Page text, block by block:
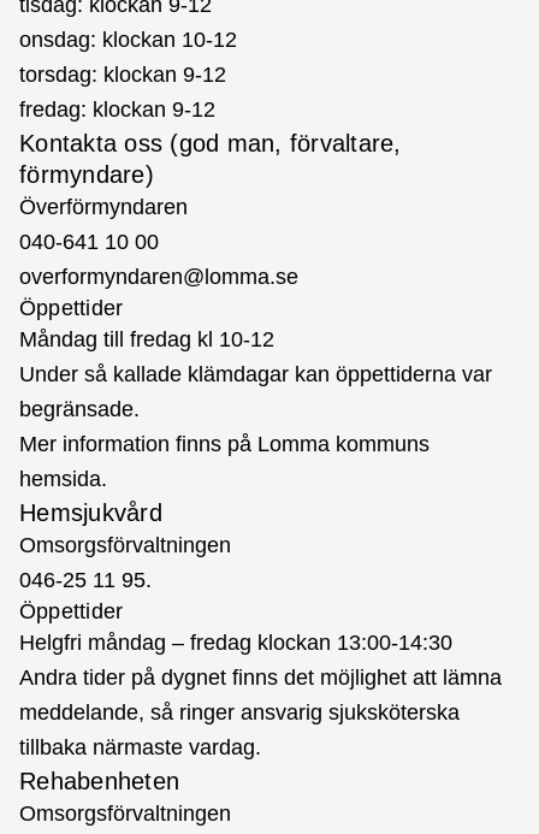
onsdag: klockan 10-12
torsdag: klockan 9-12
fredag: klockan 9-12
Kontakta oss (god man, förvaltare,
förmyndare)
Överförmyndaren
040-641 10 00
overformyndaren@lomma.se
Öppettider
Måndag till fredag kl 10-12
Under så kallade klämdagar kan öppettiderna var
begränsade.
Mer information finns på Lomma kommuns
hemsida.
Hemsjukvård
Omsorgsförvaltningen
046-25 11 95.
Öppettider
Helgfri måndag – fredag klockan 13:00-14:30
Andra tider på dygnet finns det möjlighet att lämna
meddelande, så ringer ansvarig sjuksköterska
tillbaka närmaste vardag.
Rehabenheten
Omsorgsförvaltningen